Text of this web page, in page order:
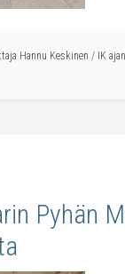
Hannu Keskinen / IK
Pyhän